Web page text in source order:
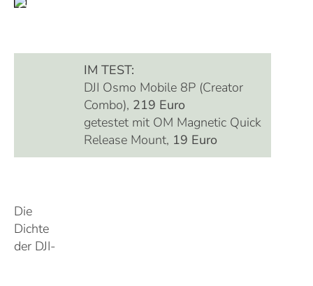
IM TEST:
DJI Osmo Mobile 8P (Creator
Combo), 219 Euro
getestet mit OM Magnetic Quick
Release Mount, 19 Euro
Die
Dichte
der DJI-